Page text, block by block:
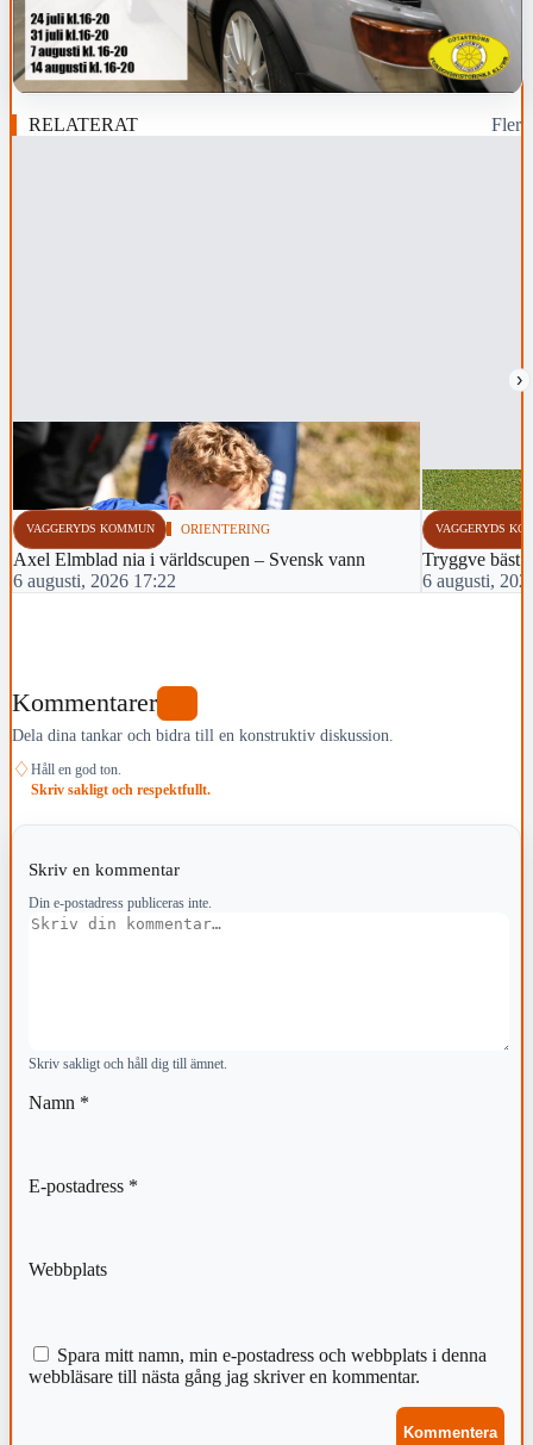
RELATERAT Fler
›
VAGGERYDS KOMMUN ORIENTERING
Axel Elmblad nia i världscupen – Svensk vann
6 augusti, 2026 17:22
VAGGERYDS
Tryggve bäst
6 augusti,
Kommentarer
Dela dina tankar och bidra till en konstruktiv diskussion.
♢ Håll en god ton.
Skriv sakligt och respektfullt.
Skriv en kommentar
Din e-postadress publiceras inte.
Kommentar
Skriv sakligt och håll dig till ämnet.
Namn *
E-postadress *
Webbplats
Spara mitt namn, min e-postadress och webbplats i denna
webbläsare till nästa gång jag skriver en kommentar.